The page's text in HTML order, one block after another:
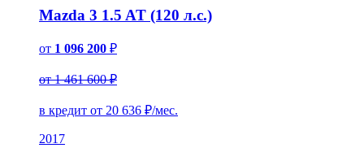
Mazda 3 1.5 AT (120 л.с.)
от 1 096 200 ₽
от 1 461 600 ₽
в кредит от 20 636 ₽/мес.
2017